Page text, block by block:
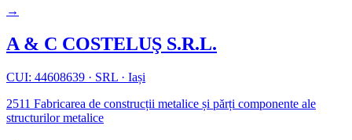
→
A & C COSTELUŞ S.R.L.
CUI: 44608639 · SRL · Iași
2511 Fabricarea de construcții metalice și părți componente ale
structurilor metalice